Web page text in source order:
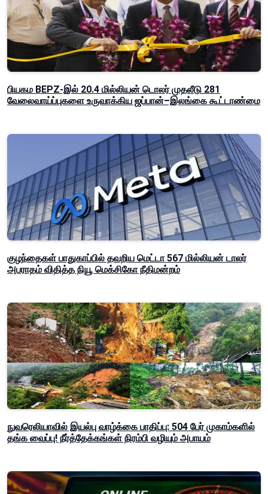
பியகம BEPZ-இல் 20.4 மில்லியன் டொலர் முதலீடு 281
வேலைவாய்ப்புகளை உருவாக்கிய ஜப்பான்–இலங்கை கூட்டாண்மை
குழந்தைகள் பாதுகாப்பில் தவறிய மெட்டா 567 மில்லியன் டாலர்
அபராதம் விதித்த நியூ மெக்சிகோ நீதிமன்றம்
நுவரெலியாவில் இயல்பு வாழ்க்கை பாதிப்பு: 504 பேர் முகாம்களில்
தங்க வைப்பு! நீர்த்தேக்கங்கள் நிரம்பி வழியும் அபாயம்